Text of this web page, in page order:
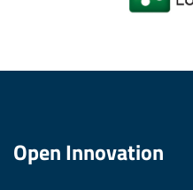
Open Innovation